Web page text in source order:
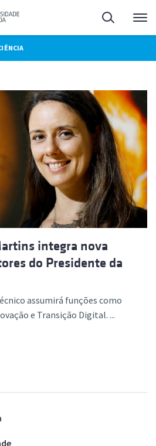
Pesquisa
integra nova
do Presidente da
assumirá funções como
e Transição Digital. ...